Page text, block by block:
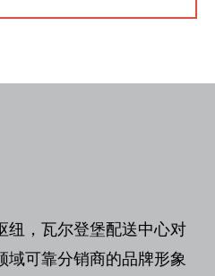
纽，瓦尔登堡配送中心对
域可靠分销商的品牌形象